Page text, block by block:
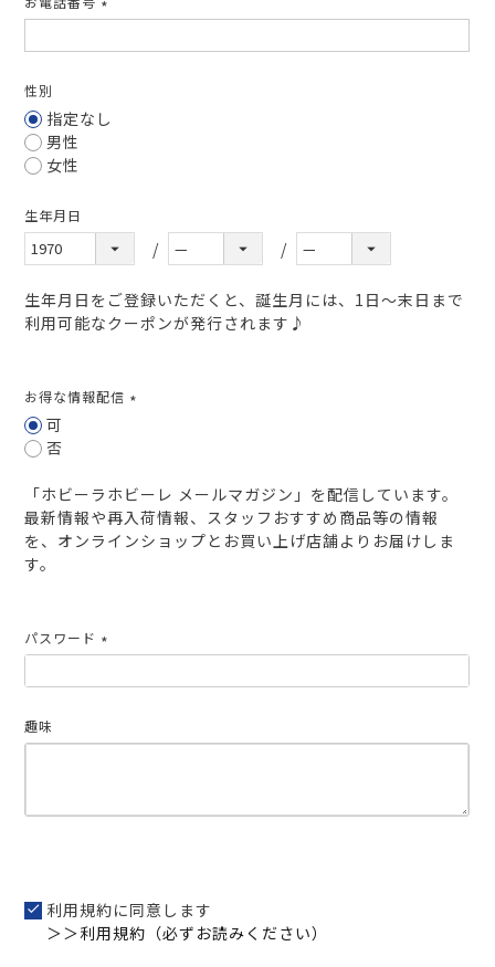
須)
性別
指定なし
男性
女性
生年月日
生年月日をご登録いただくと、誕生月には、1日～末日まで
利用可能なクーポンが発行されます♪
お得な情報配信
可
否
「ホビーラホビーレ メールマガジン」を配信しています。
最新情報や再入荷情報、スタッフおすすめ商品等の情報
を、オンラインショップとお買い上げ店舗よりお届けしま
す。
パスワード
須)
趣味
利用規約に同意します
＞＞利用規約（必ずお読みください）